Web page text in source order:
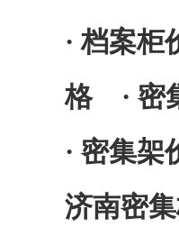
·档案柜
格·密
·密集架
济南密